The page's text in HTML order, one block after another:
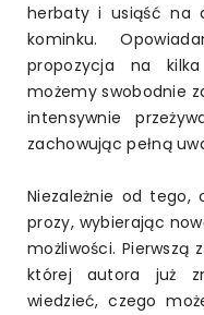
herbaty i usiąść na
kominku.
propozycja na
możemy swobodnie
intensywnie
zachowując pełną
Niezależnie od tego,
prozy, wybierając
możliwości.
której autora już
wiedzieć, czego